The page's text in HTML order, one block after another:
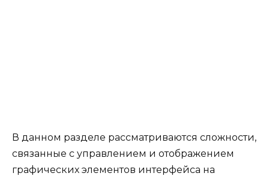
В данном разделе рассматриваются сложности,
связанные с управлением и отображением
графических элементов интерфейса на